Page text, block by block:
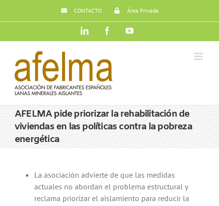
CONTACTO Área Privada
LinkedIn FacebookYouTube
AFELMA pide priorizar la rehabilitación de
viviendas en las políticas contra la pobreza
energética
La asociación advierte de que las medidas
actuales no abordan el problema estructural y
reclama priorizar el aislamiento para reducir la